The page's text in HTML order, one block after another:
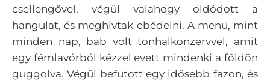
csellengővel, végül valahogy oldódott a
hangulat, és meghívtak ebédelni. A menü, mint
minden nap, bab volt tonhalkonzervvel, amit
egy fémlavórból kézzel evett mindenki a földön
guggolva. Végül befutott egy idősebb fazon, és